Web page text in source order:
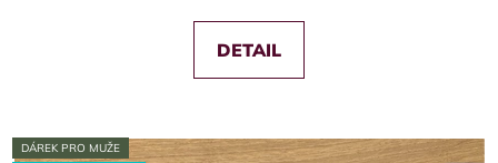
DETAIL
DÁREK PRO MUŽE